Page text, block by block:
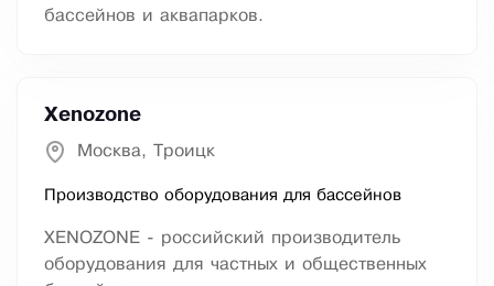
бассейнов и аквапарков.
Xenozone
Москва, Троицк
Производство оборудования для бассейнов
XENOZONE - российский производитель
оборудования для частных и общественных